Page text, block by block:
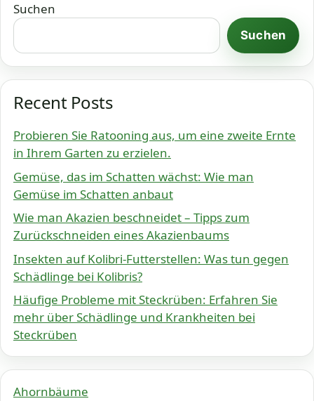
Suchen
Suchen
Recent Posts
Probieren Sie Ratooning aus, um eine zweite Ernte
in Ihrem Garten zu erzielen.
Gemüse, das im Schatten wächst: Wie man
Gemüse im Schatten anbaut
Wie man Akazien beschneidet – Tipps zum
Zurückschneiden eines Akazienbaums
Insekten auf Kolibri-Futterstellen: Was tun gegen
Schädlinge bei Kolibris?
Häufige Probleme mit Steckrüben: Erfahren Sie
mehr über Schädlinge und Krankheiten bei
Steckrüben
Ahornbäume